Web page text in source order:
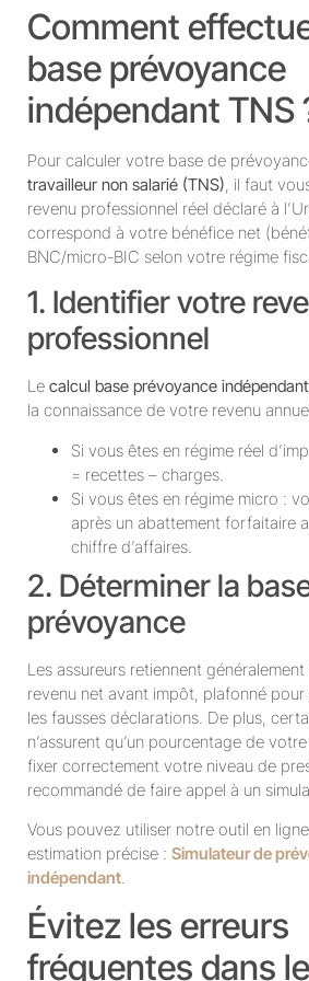
Comment
base prévoyance
indépendant TNS
Pour calculer votre base de
travailleur non salarié (TNS), il faut
revenu professionnel réel déclaré à
correspond à votre bénéfice net
BNC/micro-BIC selon votre régime
1. Identifier votre
professionnel
Le calcul base prévoyance
la connaissance de votre revenu
Si vous êtes en régime réel
= recettes – charges.
Si vous êtes en régime micro :
après un abattement forfaitaire
chiffre d’affaires.
2. Déterminer la
prévoyance
Les assureurs retiennent
revenu net avant impôt, plafonné pour
les fausses déclarations. De plus,
n’assurent qu’un pourcentage de
fixer correctement votre niveau de
recommandé de faire appel à un
Vous pouvez utiliser notre outil en
estimation précise : Simulateur de
indépendant.
Évitez les erreurs
fréquentes dans